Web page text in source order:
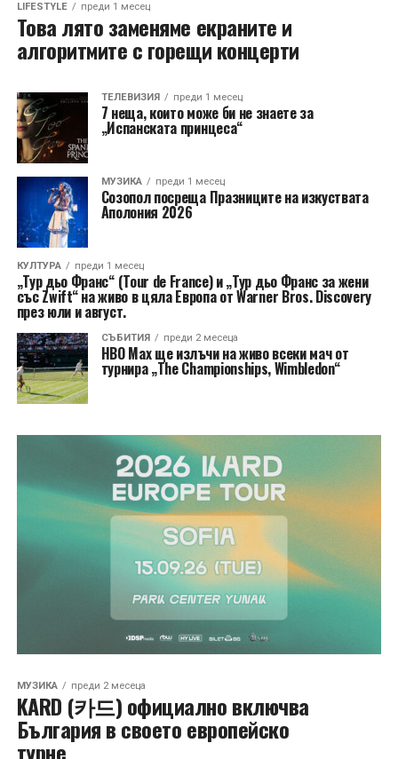
LIFESTYLE преди 1 месец
Това лято заменяме екраните и
алгоритмите с горещи концерти
ТЕЛЕВИЗИЯ преди 1 месец
7 неща, които може би не знаете за
„Испанската принцеса“
МУЗИКА преди 1 месец
Созопол посреща Празниците на изкуствата
Аполония 2026
КУЛТУРА преди 1 месец
„Тур дьо Франс“ (Tour de France) и „Тур дьо Франс за жени
със Zwift“ на живо в цяла Европа от Warner Bros. Discovery
през юли и август.
СЪБИТИЯ преди 2 месеца
HBO Max ще излъчи на живо всеки мач от
турнира „The Championships, Wimbledon“
МУЗИКА преди 2 месеца
KARD (카드) официално включва
България в своето европейско
турне